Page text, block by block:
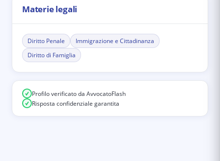
Materie legali
Diritto Penale
Immigrazione e Cittadinanza
Diritto di Famiglia
Profilo verificato da AvvocatoFlash
Risposta confidenziale garantita